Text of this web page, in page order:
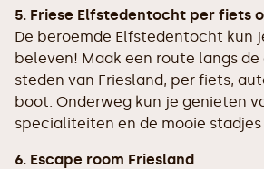
5. Friese Elfstedentocht per fiets
De beroemde Elfstedentocht kun
beleven! Maak een route langs
steden van Friesland, per fiets,
boot. Onderweg kun je genieten
specialiteiten en de mooie stadjes
6. Escape room Friesland